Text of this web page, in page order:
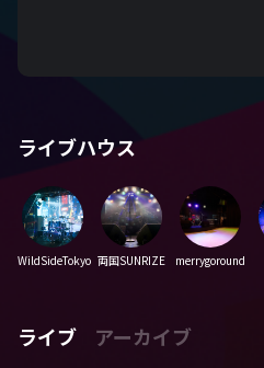
ライブハウス
WildSideTokyo 両国SUNRIZE merrygoround
ライブ アーカイブ